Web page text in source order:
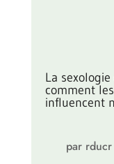
La
comment
influencent
par rducr